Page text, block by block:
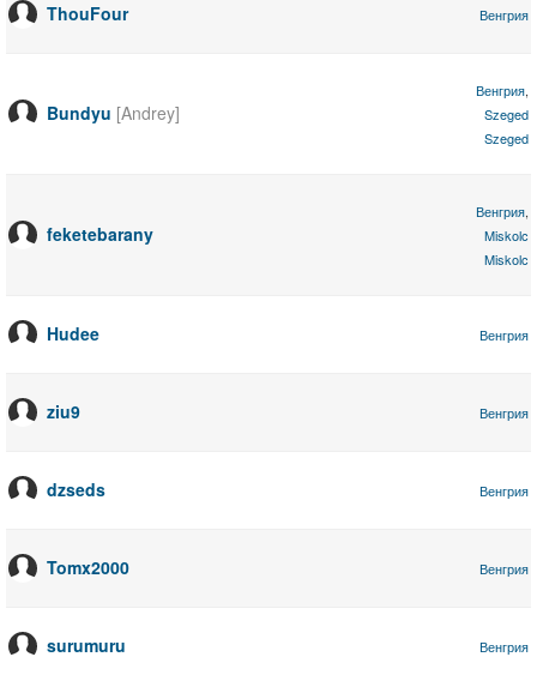
ThouFour Венгрия
Bundyu [Andrey]
Венгрия,
Szeged
Szeged
feketebarany
Венгрия,
Miskolc
Miskolc
Hudee Венгрия
ziu9 Венгрия
dzseds Венгрия
Tomx2000 Венгрия
surumuru Венгрия